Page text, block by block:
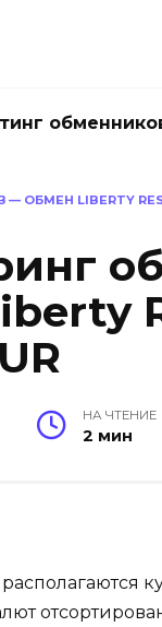
LIBERTY
НА ЧТЕНИЕ
2 мин